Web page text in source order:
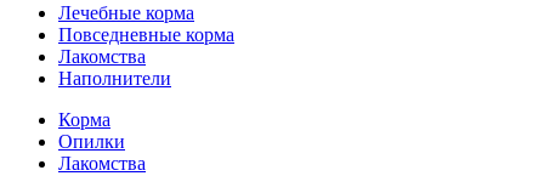
Лечебные корма
Повседневные корма
Лакомства
Наполнители
Корма
Опилки
Лакомства